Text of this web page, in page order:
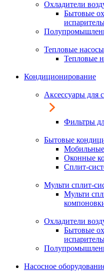
Охладители
Бытовые
Тепловые насосы
Тепловые
Кондиционирование
Аксессуары для
Фильтры
Бытовые
Оконные
Сплит-
Мульти сплит-
Мульти
Охладители
Бытовые
Насосное